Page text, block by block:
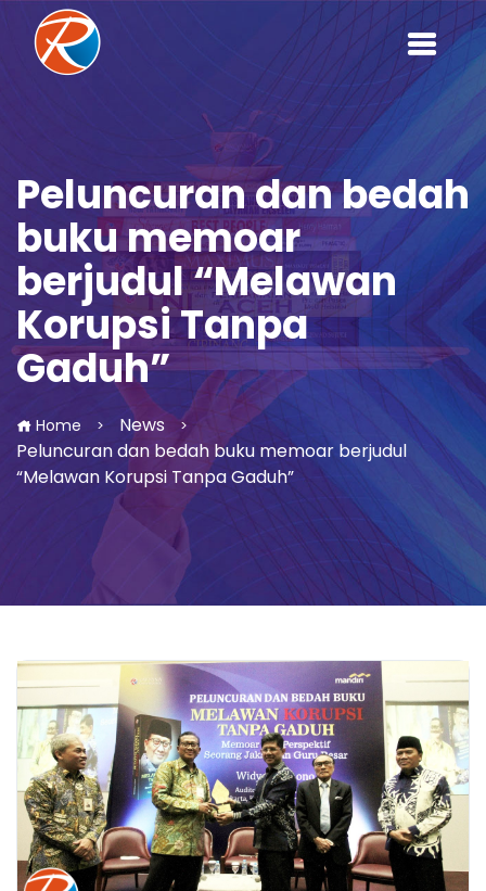
Peluncuran dan bedah
buku memoar
berjudul “Melawan
Korupsi Tanpa
Gaduh”
Home > News >
Peluncuran dan bedah buku memoar berjudul
“Melawan Korupsi Tanpa Gaduh”